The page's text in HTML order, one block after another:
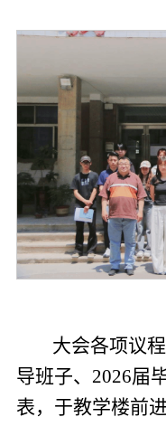
大会各项议
导班子、2026届
表，于教学楼前